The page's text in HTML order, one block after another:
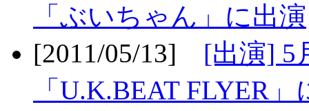
「ぶいちゃん」に出演
[2011/05/13] [出演] 5
「U.K.BEAT FLYER